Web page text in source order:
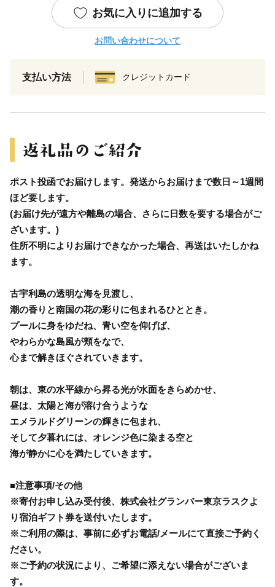
お気に入りに追加する
お問い合わせについて
支払い方法 クレジットカード
ポスト投函でお届けします。発送からお届けまで数日～1週間
ほど要します。
(お届け先が遠方や離島の場合、さらに日数を要する場合がご
ざいます。)
住所不明によりお届けできなかった場合、再送はいたしかね
ます。
古宇利島の透明な海を見渡し、
潮の香りと南国の花の彩りに包まれるひととき。
プールに身をゆだね、青い空を仰げば、
やわらかな島風が頬をなで、
心まで解きほぐされていきます。
朝は、東の水平線から昇る光が水面をきらめかせ、
昼は、太陽と海が溶け合うような
エメラルドグリーンの輝きに包まれ、
そして夕暮れには、オレンジ色に染まる空と
海が静かに心を満たしていきます。
■注意事項/その他
※寄付お申し込み受付後、株式会社グランバー東京ラスクよ
り宿泊ギフト券を送付いたします。
※ご利用の際は、事前に必ずお電話/メールにて直接ご予約く
ださい。
※ご予約の状況により、ご希望に添えない場合がございま
す。